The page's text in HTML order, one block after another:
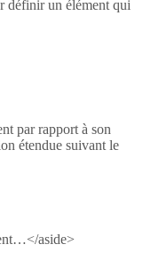
définir un élément qui
par rapport à son
étendue suivant le
aside>